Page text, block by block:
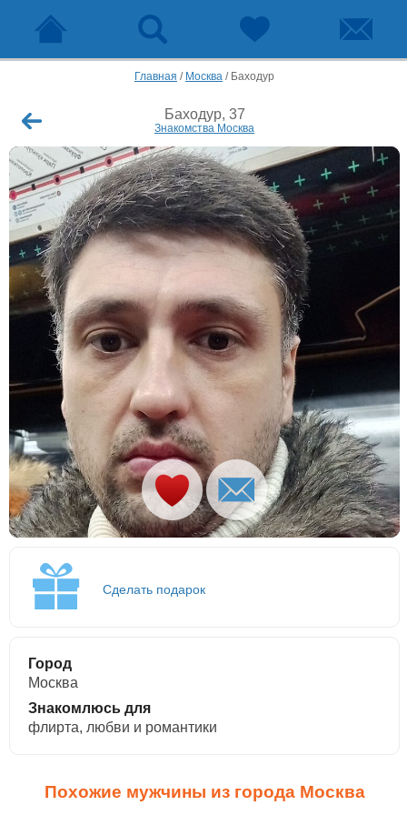
Главная / Москва / Баходур
Баходур, 37
Знакомства Москва
Сделать подарок
Город
Москва
Знакомлюсь для
флирта, любви и романтики
Похожие мужчины из города Москва